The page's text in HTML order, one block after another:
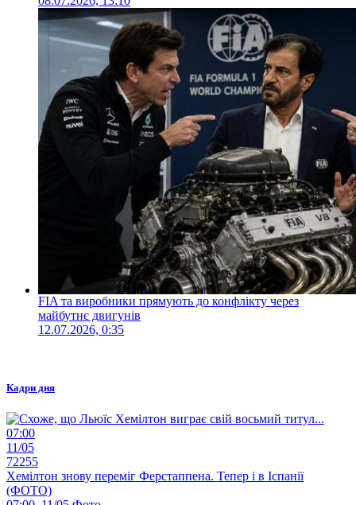
FIA та виробники прямують до конфлікту через
майбутнє двигунів
12.07.2026, 0:35
Кадри дня
07:00
11/05
72255
Хемілтон знову переміг Ферстаппена. Тепер і в Іспанії
(ФОТО)